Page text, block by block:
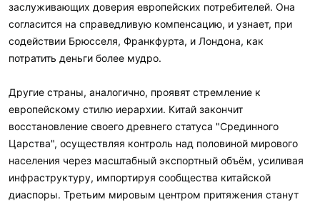
заслуживающих доверия европейских потребителей. Она
согласится на справедливую компенсацию, и узнает, при
содействии Брюсселя, Франкфурта, и Лондона, как
потратить деньги более мудро.
Другие страны, аналогично, проявят стремление к
европейскому стилю иерархии. Китай закончит
восстановление своего древнего статуса "Срединного
Царства", осуществляя контроль над половиной мирового
населения через масштабный экспортный объём, усиливая
инфраструктуру, импортируя сообщества китайской
диаспоры. Третьим мировым центром притяжения станут